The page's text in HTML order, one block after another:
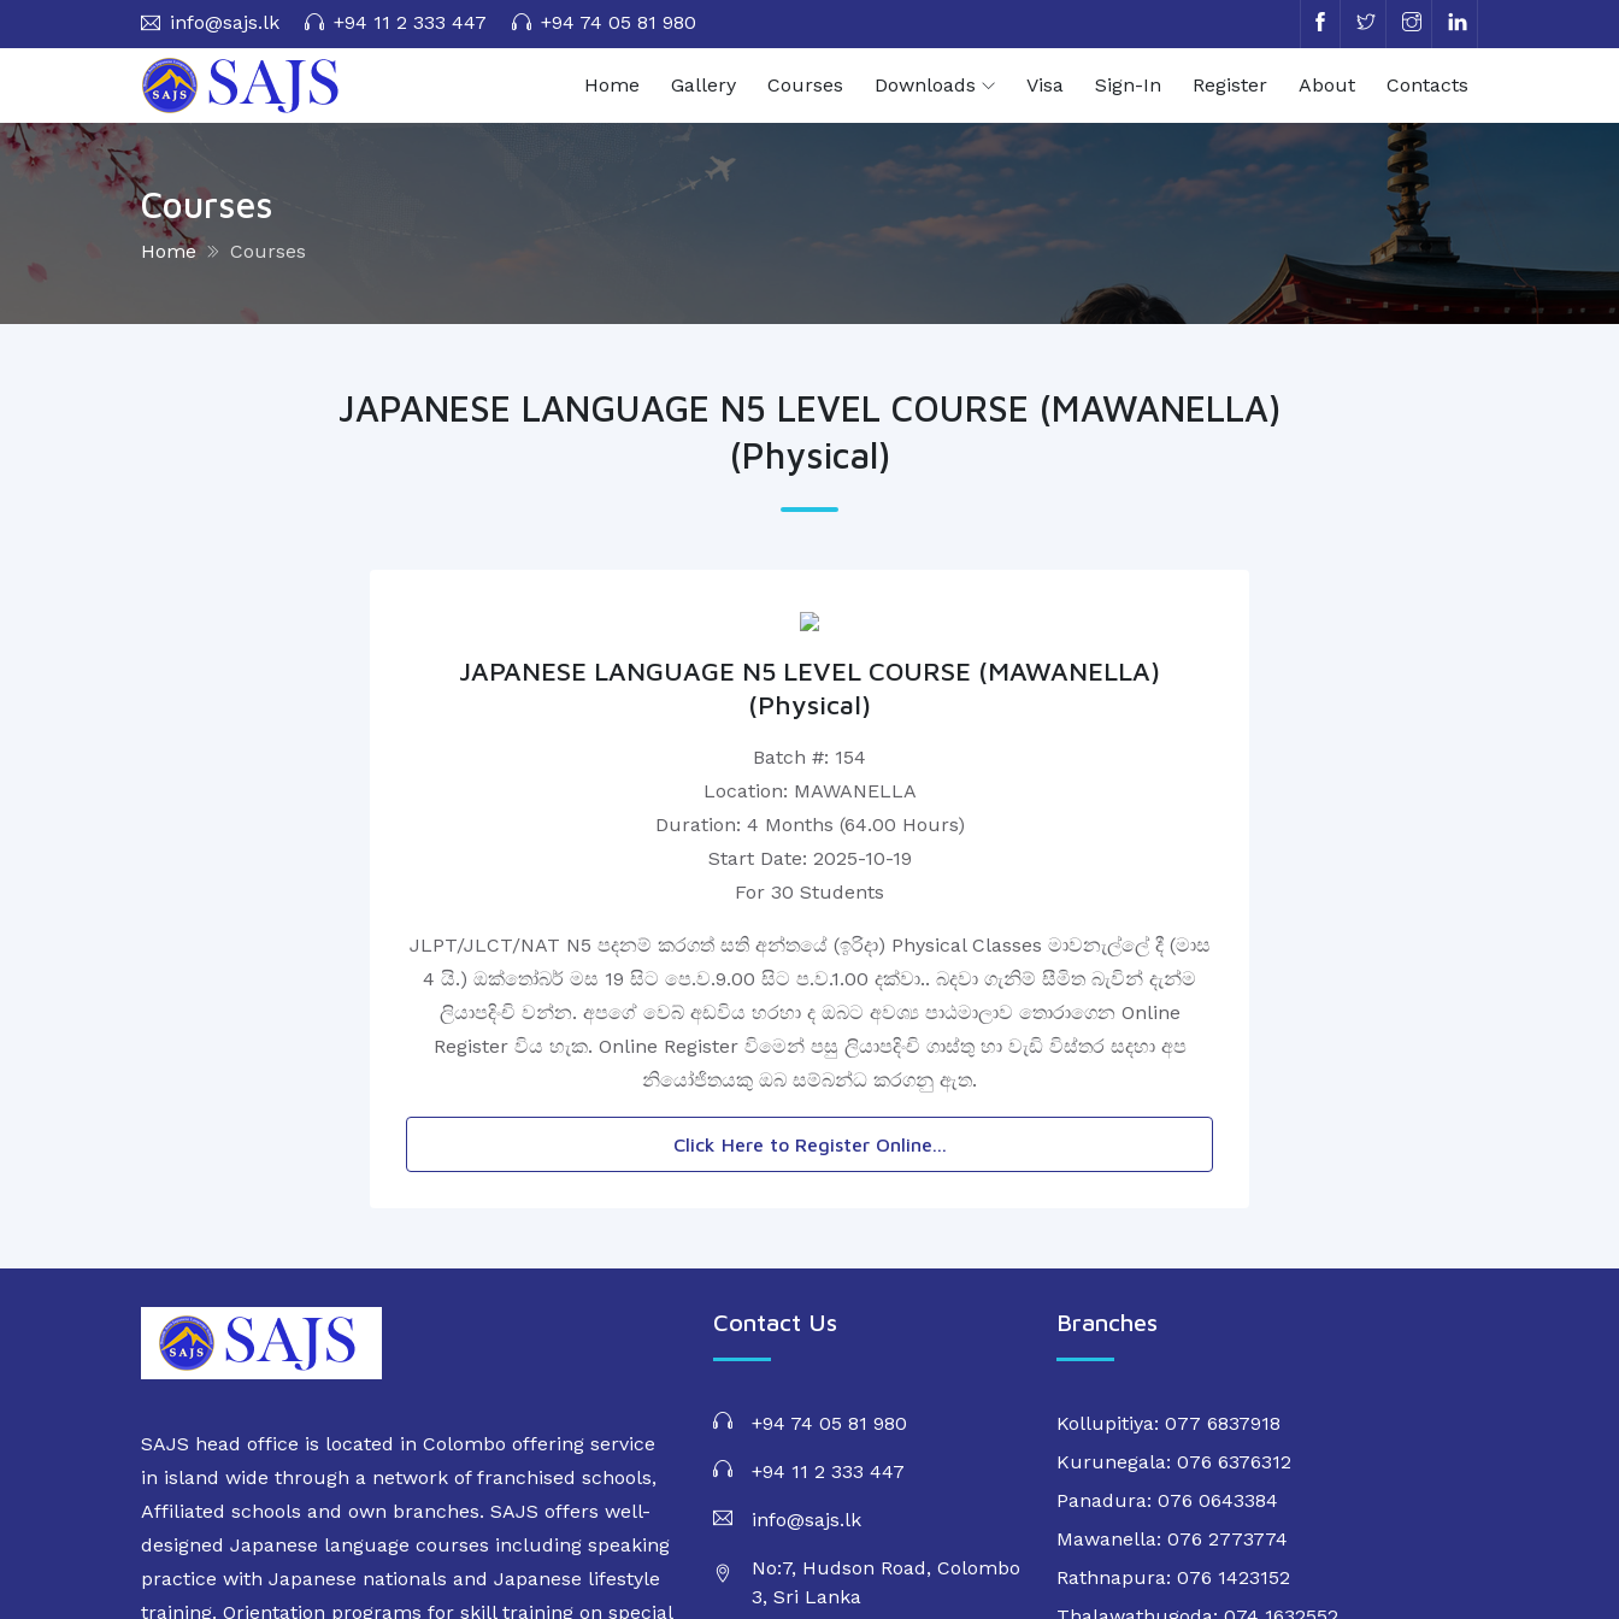
info@sajs.lk +94 11 2 333 447 +94 74 05 81 980
Home Gallery Courses Downloads Visa Sign-In Register About Contacts
Courses
Home Courses
JAPANESE LANGUAGE N5 LEVEL COURSE (MAWANELLA)
(Physical)
JAPANESE LANGUAGE N5 LEVEL COURSE (MAWANELLA)
(Physical)
Batch #: 154
Location: MAWANELLA
Duration: 4 Months (64.00 Hours)
Start Date: 2025-10-19
For 30 Students
JLPT/JLCT/NAT N5 පදනම් කරගත් සති අන්තයේ (ඉරිදා) Physical Classes මාවනැල්ලේ දී (මාස
4 යි.) ඔක්තෝබර් මස 19 සිට පෙ.ව.9.00 සිට ප.ව.1.00 දක්වා.. බදවා ගැනිම් සීමිත බැවින් දැන්ම
ලියාපදිංචි වන්න. අපගේ වෙබ් අඩවිය හරහා ද ඔබට අවශ්‍ය පාඨමාලාව තොරාගෙන Online
Register විය හැක. Online Register විමෙන් පසු ලියාපදිංචි ගාස්තු හා වැඩි විස්තර සදහා අප
නියෝජිතයකු ඔබ සම්බන්ධ කරගනු ඇත.
Click Here to Register Online...
SAJS head office is located in Colombo offering service
in island wide through a network of franchised schools,
Affiliated schools and own branches. SAJS offers well-
designed Japanese language courses including speaking
practice with Japanese nationals and Japanese lifestyle
training. Orientation programs for skill training on special
Contact Us
+94 74 05 81 980
+94 11 2 333 447
info@sajs.lk
No:7, Hudson Road, Colombo
3, Sri Lanka
Branches
Kollupitiya: 077 6837918
Kurunegala: 076 6376312
Panadura: 076 0643384
Mawanella: 076 2773774
Rathnapura: 076 1423152